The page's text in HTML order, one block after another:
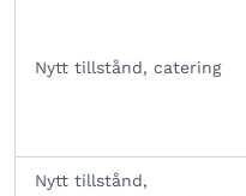
Nytt tillstånd, catering
Nytt tillstånd,